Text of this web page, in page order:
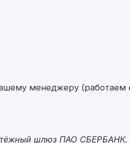
менеджеру (работаем
шлюз ПАО